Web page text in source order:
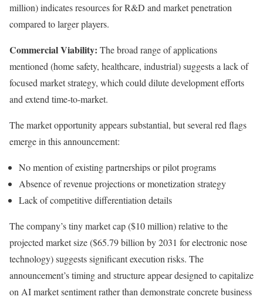
million) indicates resources for R&D and market penetration
compared to larger players.
Commercial Viability: The broad range of applications
mentioned (home safety, healthcare, industrial) suggests a lack of
focused market strategy, which could dilute development efforts
and extend time-to-market.
The market opportunity appears substantial, but several red flags
emerge in this announcement:
No mention of existing partnerships or pilot programs
Absence of revenue projections or monetization strategy
Lack of competitive differentiation details
The company’s tiny market cap ($10 million) relative to the
projected market size ($65.79 billion by 2031 for electronic nose
technology) suggests significant execution risks. The
announcement’s timing and structure appear designed to capitalize
on AI market sentiment rather than demonstrate concrete business